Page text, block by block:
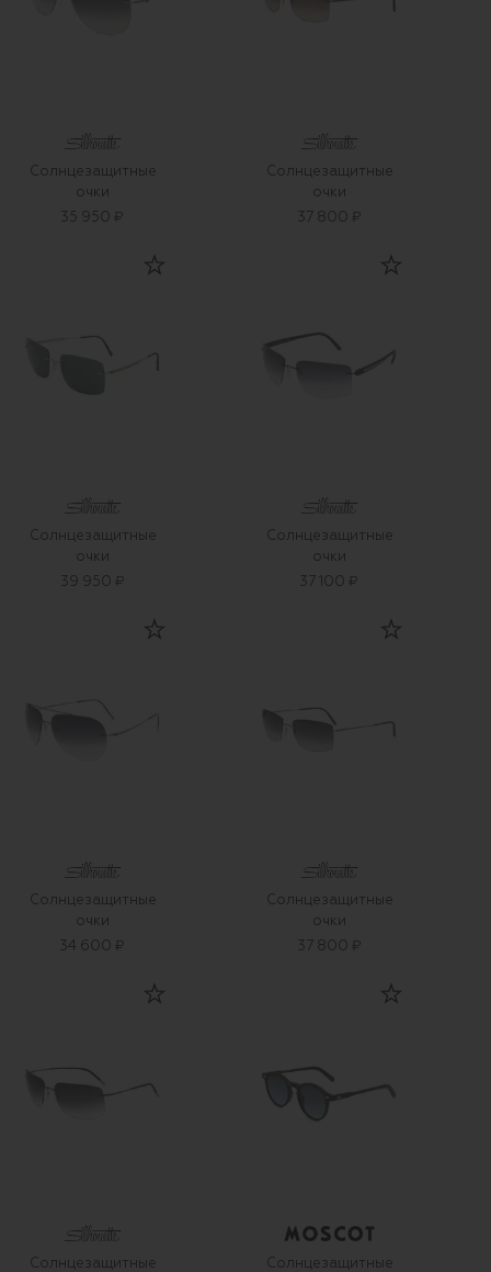
Солнцезащитные
очки
35 950 ₽
Солнцезащитные
очки
37 800 ₽
Солнцезащитные
очки
39 950 ₽
Солнцезащитные
очки
37 100 ₽
Солнцезащитные
очки
34 600 ₽
Солнцезащитные
очки
37 800 ₽
Солнцезащитные
Солнцезащитные